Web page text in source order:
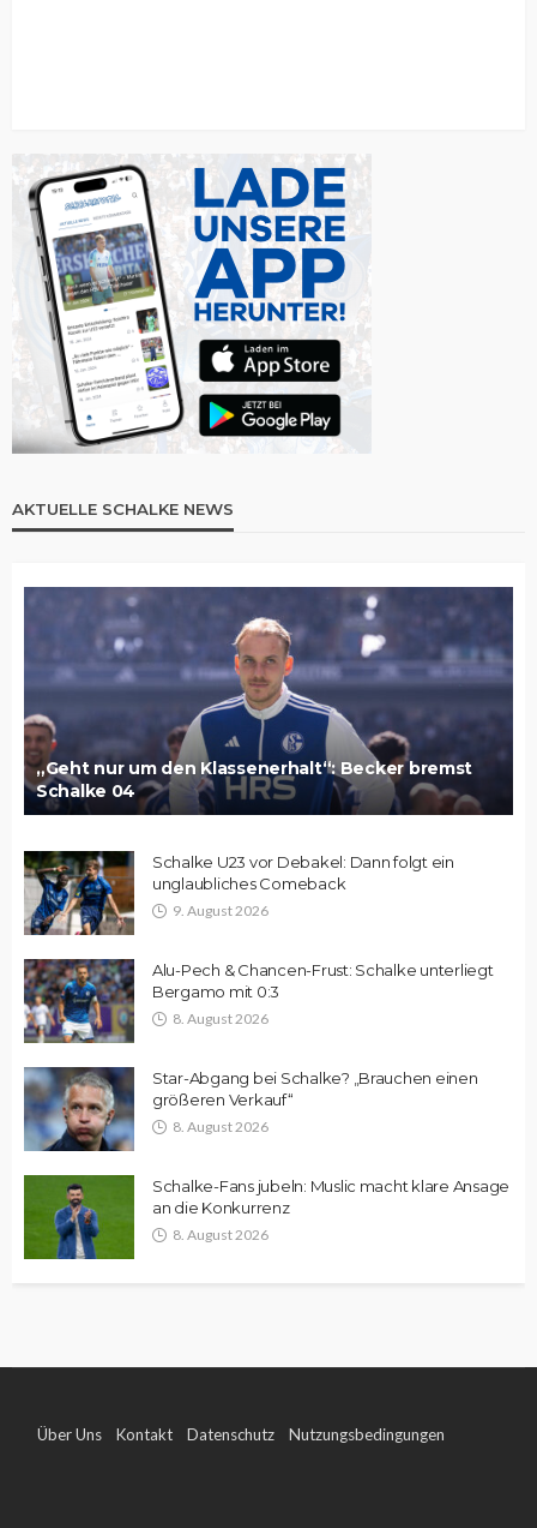
AKTUELLE SCHALKE NEWS
„Geht nur um den Klassenerhalt“: Becker bremst
Schalke 04
Schalke U23 vor Debakel: Dann folgt ein
unglaubliches Comeback
9. August 2026
Alu-Pech & Chancen-Frust: Schalke unterliegt
Bergamo mit 0:3
8. August 2026
Star-Abgang bei Schalke? „Brauchen einen
größeren Verkauf“
8. August 2026
Schalke-Fans jubeln: Muslic macht klare Ansage
an die Konkurrenz
8. August 2026
Über Uns Kontakt Datenschutz Nutzungsbedingungen